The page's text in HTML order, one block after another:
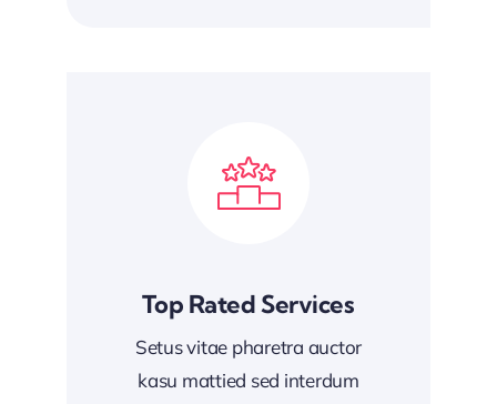
Top Rated Services
Setus vitae pharetra auctor
kasu mattied sed interdum